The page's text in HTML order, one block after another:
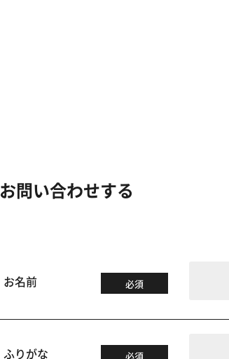
問い合わせする
お名前 必須
ふりがな 必須